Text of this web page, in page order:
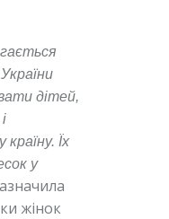
дітей,
Їх
у
жінок